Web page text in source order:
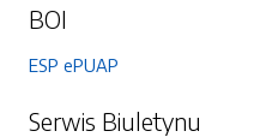
BOI
ESP ePUAP
Serwis Biuletynu